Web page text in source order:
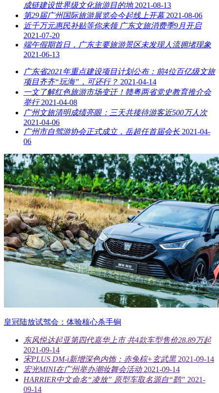
成链建设世界级文化旅游目的地 2021-08-13
第29届广州国际旅游展览会今起线上开幕 2021-08-06
近千万元惠民补贴等你来领 广东文旅消费季9月开启
2021-07-20
端午假期首日，广东主要旅游景区未发现人流拥堵现象
2021-06-13
广东省2021年重点建设项目计划公布：前4位百亿级文旅
项目齐齐“玩海”，可还行？ 2021-04-14
一文了解红色旅游市场变迁！赣粤两省党史教育推介会
举行 2021-04-08
广州文旅清明成绩亮眼：三天共接待游客近500万人次
2021-04-06
广州市自驾游协会正式成立，岳超任首届会长 2021-04-
06
皇冠陆放试驾会：体验核心杀手锏
东风悦达起亚第四代嘉华上市 共4款车型售价28.89万起
2021-09-14
宋PLUS DM-i新增深色内饰：赤兔棕+玄武黑 2021-09-14
宏光MINI在广州举办潮妆舞会活动 2021-09-14
HARRIER中文命名“凌放” 原型车取名源自“鹞” 2021-
09-14